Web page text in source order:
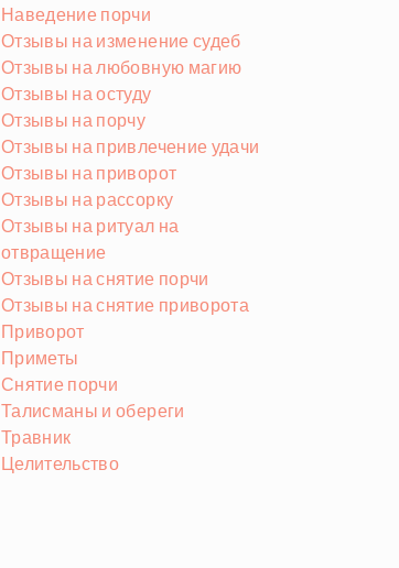
Наведение порчи
Отзывы на изменение судеб
Отзывы на любовную магию
Отзывы на остуду
Отзывы на порчу
Отзывы на привлечение удачи
Отзывы на приворот
Отзывы на рассорку
Отзывы на ритуал на
отвращение
Отзывы на снятие порчи
Отзывы на снятие приворота
Приворот
Приметы
Снятие порчи
Талисманы и обереги
Травник
Целительство